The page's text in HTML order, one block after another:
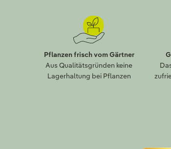
Pflanzen frisch vom Gärtner
Aus Qualitätsgründen keine
Lagerhaltung bei Pflanzen